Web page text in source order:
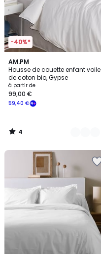
-40%*
AM.PM
Housse de couette enfant voile
de coton bio, Gypse
à partir de
59,40 €
99,00 €
4
/
5
7
Couleurs
4
/